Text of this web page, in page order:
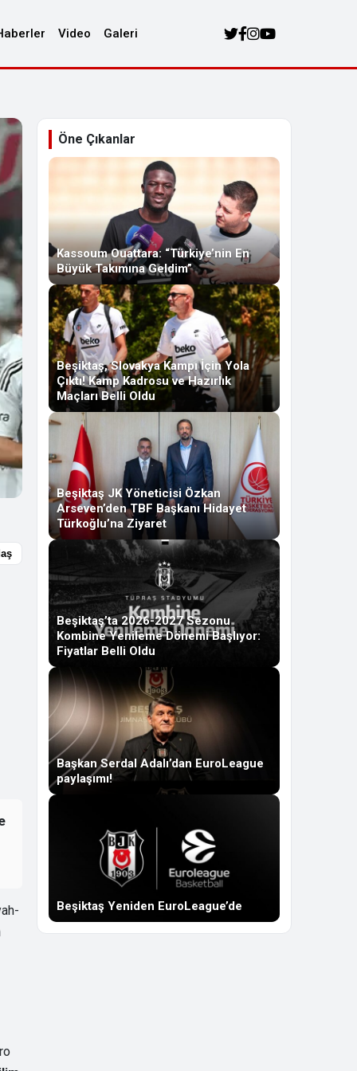
Video Galeri
Öne Çıkanlar
Kassoum Ouattara: “Türkiye’nin En
Büyük Takımına Geldim”
Beşiktaş, Slovakya Kampı İçin Yola
Çıktı! Kamp Kadrosu ve Hazırlık
Maçları Belli Oldu
Beşiktaş JK Yöneticisi Özkan
Arseven’den TBF Başkanı Hidayet
Türkoğlu’na Ziyaret
Beşiktaş’ta 2026-2027 Sezonu
Kombine Yenileme Dönemi Başlıyor:
Fiyatlar Belli Oldu
Başkan Serdal Adalı’dan EuroLeague
paylaşımı!
Beşiktaş Yeniden EuroLeague’de